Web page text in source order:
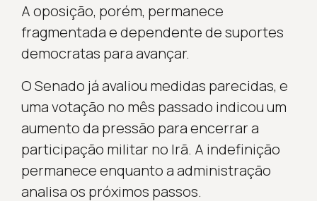
A oposição, porém, permanece
fragmentada e dependente de suportes
democratas para avançar.
O Senado já avaliou medidas parecidas, e
uma votação no mês passado indicou um
aumento da pressão para encerrar a
participação militar no Irã. A indefinição
permanece enquanto a administração
analisa os próximos passos.